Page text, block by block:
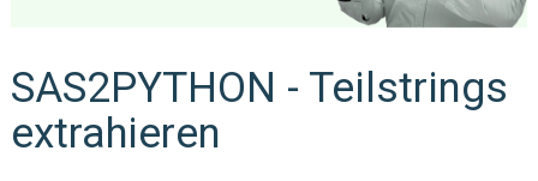
SAS2PYTHON - Teilstrings
extrahieren